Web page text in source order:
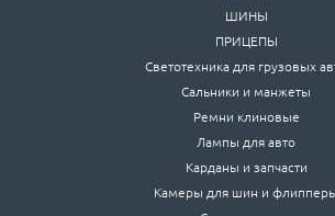
ШИНЫ
ПРИЦЕПЫ
Светотехника для грузовых
Сальники и манжеты
Ремни клиновые
Лампы для авто
Карданы и запчасти
Камеры для шин и